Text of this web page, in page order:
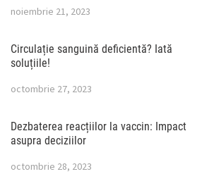
noiembrie 21, 2023
Circulație sanguină deficientă? Iată
soluțiile!
octombrie 27, 2023
Dezbaterea reacțiilor la vaccin: Impact
asupra deciziilor
octombrie 28, 2023